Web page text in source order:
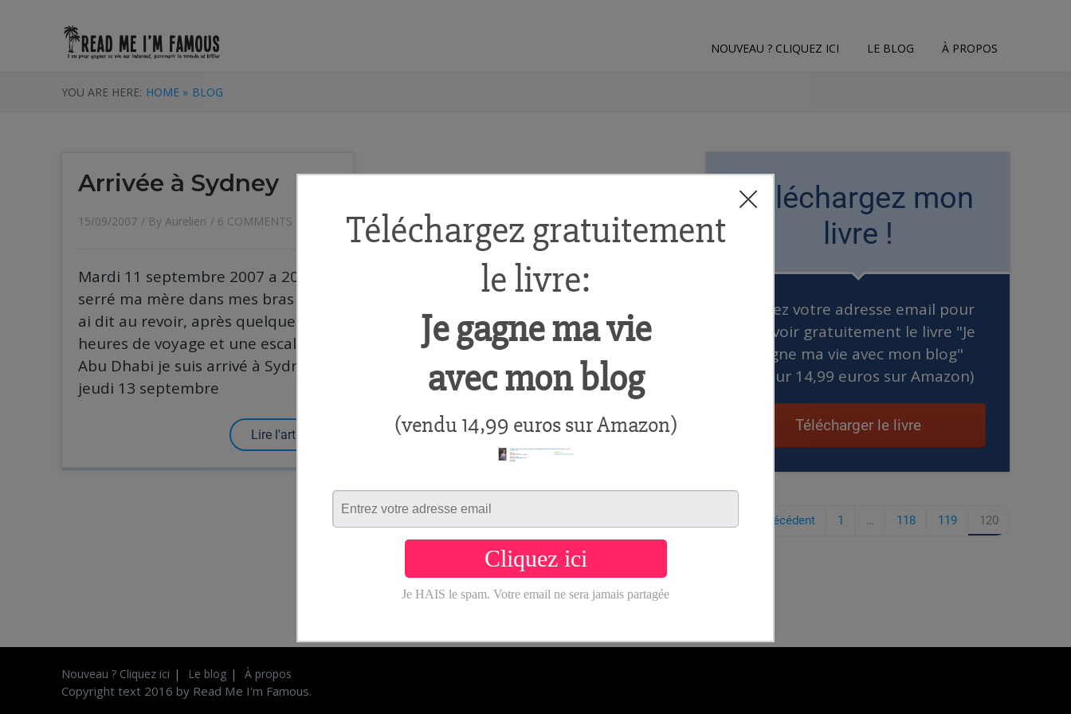
NOUVEAU ? CLIQUEZ ICI LE BLOG À PROPOS
YOU ARE HERE: HOME » BLOG
Arrivée à Sydney
15/09/2007 / By Aurelien / 6 COMMENTS
Mardi 11 septembre 2007 a 20h j’ai
serré ma mère dans mes bras et lui
ai dit au revoir, après quelques 25
heures de voyage et une escale a
Abu Dhabi je suis arrivé à Sydney
jeudi 13 septembre
Lire l'article
Téléchargez mon
livre !
Entrez votre adresse email pour
recevoir gratuitement le livre "Je
gagne ma vie avec mon blog"
(valeur 14,99 euros sur Amazon)
Télécharger le livre
« Précédent 1 … 118 119 120
Nouveau ? Cliquez ici Le blog À propos
Copyright text 2016 by Read Me I'm Famous.